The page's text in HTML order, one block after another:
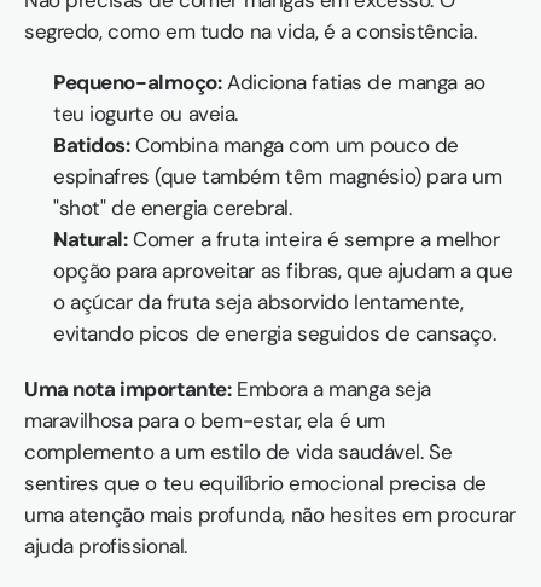
segredo, como em tudo na vida, é a consistência.
Pequeno-almoço: Adiciona fatias de manga ao
teu iogurte ou aveia.
Batidos: Combina manga com um pouco de
espinafres (que também têm magnésio) para um
"shot" de energia cerebral.
Natural: Comer a fruta inteira é sempre a melhor
opção para aproveitar as fibras, que ajudam a que
o açúcar da fruta seja absorvido lentamente,
evitando picos de energia seguidos de cansaço.
Uma nota importante: Embora a manga seja
maravilhosa para o bem-estar, ela é um
complemento a um estilo de vida saudável. Se
sentires que o teu equilíbrio emocional precisa de
uma atenção mais profunda, não hesites em procurar
ajuda profissional.